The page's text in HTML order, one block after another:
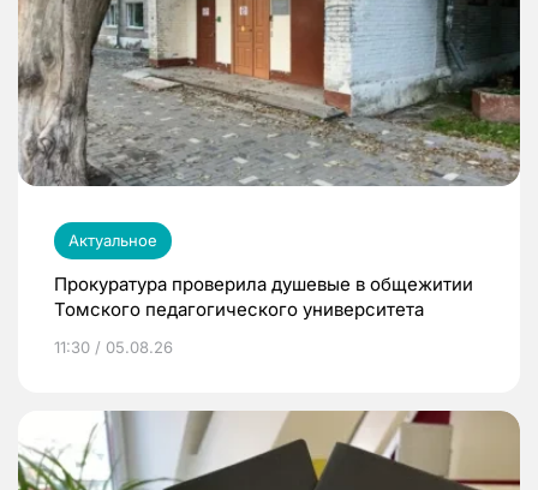
Актуальное
Прокуратура проверила душевые в общежитии
Томского педагогического университета
11:30 / 05.08.26